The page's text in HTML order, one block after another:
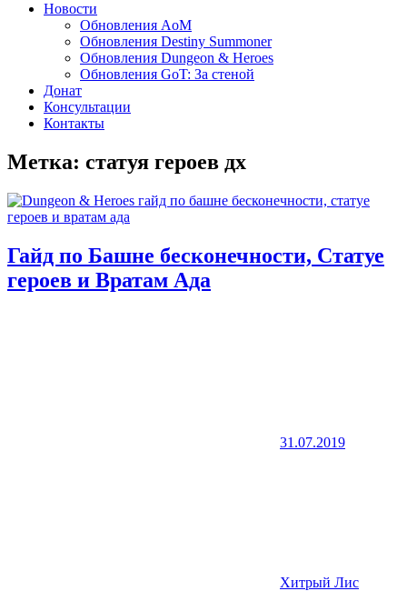
Новости
Обновления AoM
Обновления Destiny Summoner
Обновления Dungeon & Heroes
Обновления GoT: За стеной
Донат
Консультации
Контакты
Метка: статуя героев дх
Гайд по Башне бесконечности, Статуе
героев и Вратам Ада
31.07.2019
Хитрый Лис